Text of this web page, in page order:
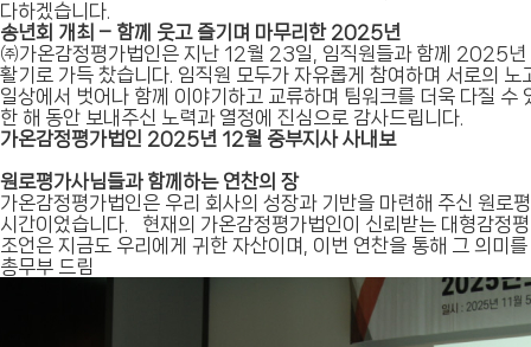
다하겠습니다.
송년회 개최 – 함께 웃고 즐기며 마무리한 2025년
㈜가온감정평가법인은 지난 12월 23일, 임직원들과 함께 2025년
활기로 가득 찼습니다. 임직원 모두가 자유롭게 참여하며 서로의
일상에서 벗어나 함께 이야기하고 교류하며 팀워크를 더욱 다질
한 해 동안 보내주신 노력과 열정에 진심으로 감사드립니다.
가온감정평가법인 2025년 12월 중부지사 사내보
원로평가사님들과 함께하는 연찬의 장
가온감정평가법인은 우리 회사의 성장과 기반을 마련해 주신 원로
시간이었습니다. 현재의 가온감정평가법인이 신뢰받는 대형감정
조언은 지금도 우리에게 귀한 자산이며, 이번 연찬을 통해 그 의미
총무부 드림